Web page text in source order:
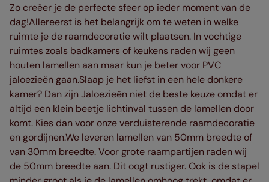
Zo creëer je de perfecte sfeer op ieder moment van de
dag!Allereerst is het belangrijk om te weten in welke
ruimte je de raamdecoratie wilt plaatsen. In vochtige
ruimtes zoals badkamers of keukens raden wij geen
houten lamellen aan maar kun je beter voor PVC
jaloezieën gaan.Slaap je het liefst in een hele donkere
kamer? Dan zijn Jaloezieën niet de beste keuze omdat er
altijd een klein beetje lichtinval tussen de lamellen door
komt. Kies dan voor onze verduisterende raamdecoratie
en gordijnen.We leveren lamellen van 50mm breedte of
van 30mm breedte. Voor grote raampartijen raden wij
de 50mm breedte aan. Dit oogt rustiger. Ook is de stapel